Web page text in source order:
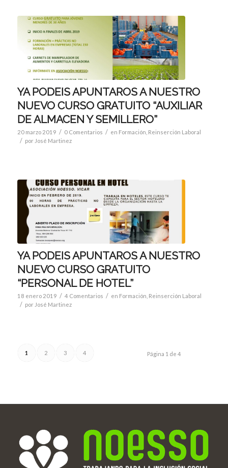
YA PODEIS APUNTAROS A NUESTRO
NUEVO CURSO GRATUITO “AUXILIAR
DE ALMACEN Y SEMILLERO”
20 marzo 2019 / 0 Comentarios / en Formación Reinserción Laboral
/ por José Martinez
YA PODEIS APUNTAROS A NUESTRO
NUEVO CURSO GRATUITO
“PERSONAL DE HOTEL”
18 enero 2019 / 4 Comentarios / en Formación Reinserción Laboral
/ por José Martinez
Página 1 de 4
1 2 3 4